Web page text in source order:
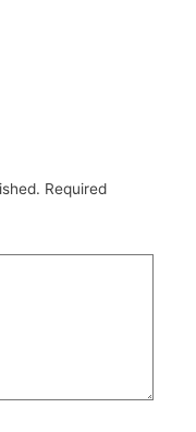
Required